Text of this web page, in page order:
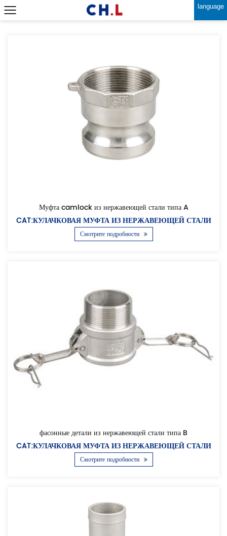
language
Муфта camlock из нержавеющей стали типа A
CAT:КУЛАЧКОВАЯ МУФТА ИЗ НЕРЖАВЕЮЩЕЙ СТАЛИ
Смотрите подробности
фасонные детали из нержавеющей стали типа B
CAT:КУЛАЧКОВАЯ МУФТА ИЗ НЕРЖАВЕЮЩЕЙ СТАЛИ
Смотрите подробности